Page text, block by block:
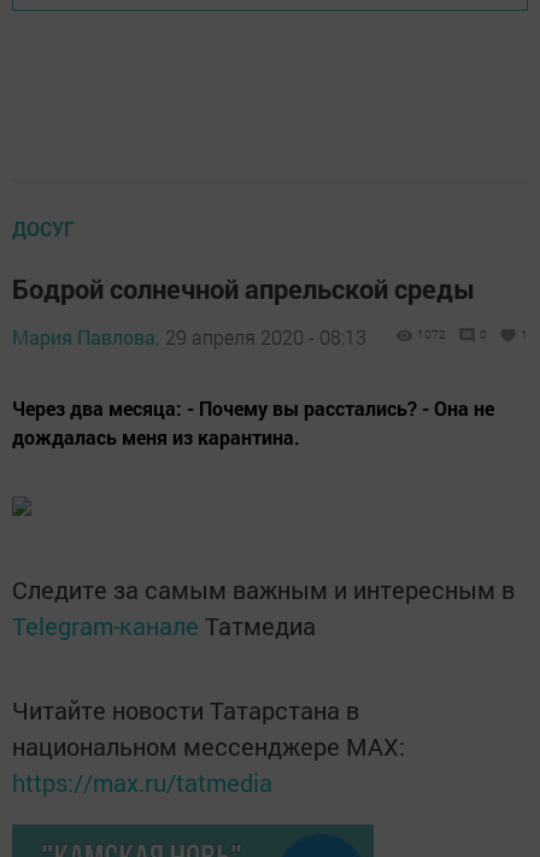
ДОСУГ
Бодрой солнечной апрельской среды
Мария Павлова, 29 апреля 2020 - 08:13 1072 0 1
Через два месяца: - Почему вы расстались? - Она не
дождалась меня из карантина.
Следите за самым важным и интересным в
Telegram-канале Татмедиа
Читайте новости Татарстана в
национальном мессенджере MАХ:
https://max.ru/tatmedia